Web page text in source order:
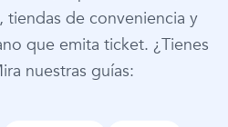
tiendas de conveniencia y
que emita ticket. ¿Tienes
nuestras guías: